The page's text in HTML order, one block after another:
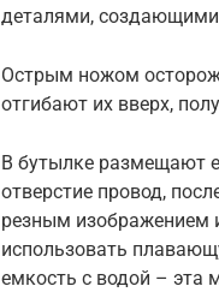
деталями,
Острым ножом
отгибают их вверх,
В бутылке размещают
отверстие провод,
резным изображением
использовать
емкость с водой – эта